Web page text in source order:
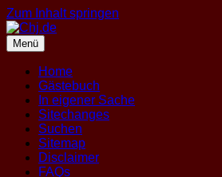
Zum Inhalt springen
Menü
Home
Gästebuch
In eigener Sache
Sitechanges
Suchen
Sitemap
Disclaimer
FAQs